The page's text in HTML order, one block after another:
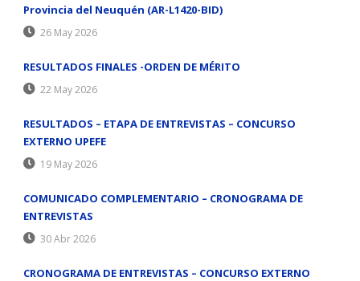
Provincia del Neuquén (AR-L1420-BID)
26 May 2026
RESULTADOS FINALES -ORDEN DE MÉRITO
22 May 2026
RESULTADOS – ETAPA DE ENTREVISTAS – CONCURSO
EXTERNO UPEFE
19 May 2026
COMUNICADO COMPLEMENTARIO – CRONOGRAMA DE
ENTREVISTAS
30 Abr 2026
CRONOGRAMA DE ENTREVISTAS – CONCURSO EXTERNO